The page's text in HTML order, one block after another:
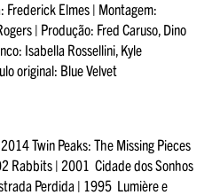
Frederick Elmes | Montagem:
| Produção: Fred Caruso, Dino
Isabella Rossellini, Kyle
original: Blue Velvet
Twin Peaks: The Missing Pieces
Rabbits | 2001 Cidade dos Sonhos
Perdida | 1995 Lumière e